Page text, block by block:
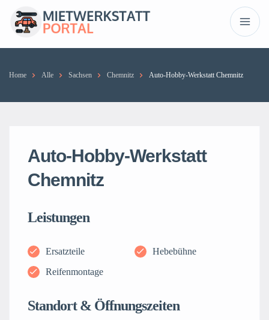
Home Alle Sachsen Chemnitz Auto-Hobby-Werkstatt Chemnitz
Auto-Hobby-Werkstatt
Chemnitz
Leistungen
Ersatzteile
Hebebühne
Reifenmontage
Standort & Öffnungszeiten